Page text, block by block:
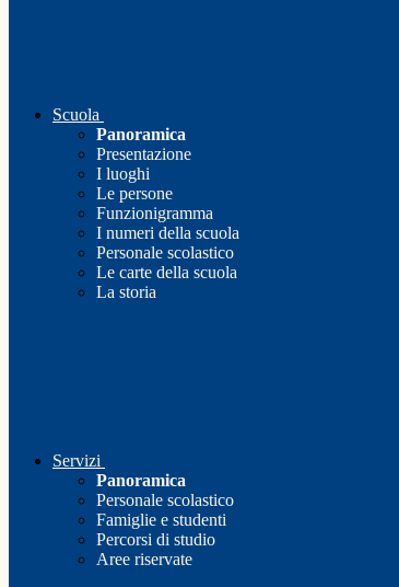
Scuola
Panoramica
Presentazione
I luoghi
Le persone
Funzionigramma
I numeri della scuola
Personale scolastico
Le carte della scuola
La storia
Servizi
Panoramica
Personale scolastico
Famiglie e studenti
Percorsi di studio
Aree riservate